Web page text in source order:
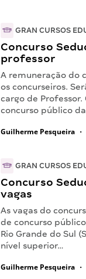
GRAN CURSOS
Concurso
professor
A remuneração do
os concurseiros.
cargo de
concurso público
Guilherme Pesqueira •
GRAN CURSOS
Concurso
vagas
As vagas do
de concurso
Rio Grande do Sul
nível superior…
Guilherme Pesqueira •